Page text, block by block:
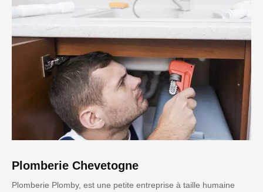
Plomberie Chevetogne
Plomberie Plomby, est une petite entreprise à taille humaine